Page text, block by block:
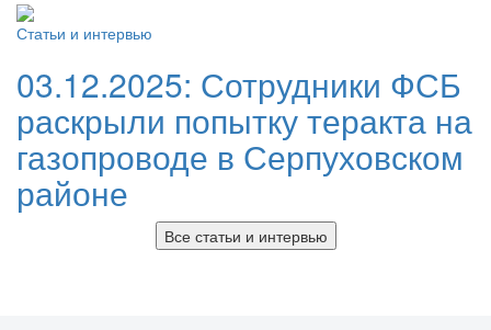
Статьи и интервью
03.12.2025: Сотрудники ФСБ
раскрыли попытку теракта на
газопроводе в Серпуховском
районе
Все статьи и интервью